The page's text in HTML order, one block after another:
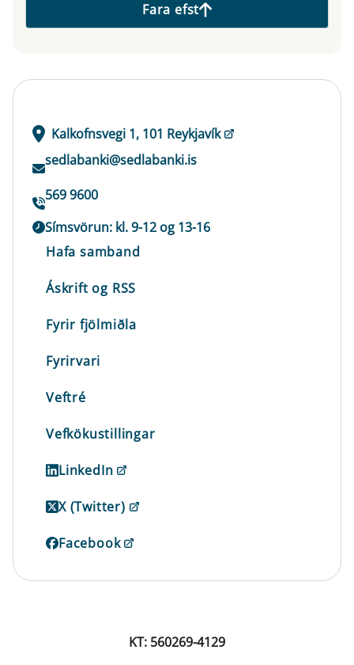
Fara efst
Kalkofnsvegi 1, 101 Reykjavík
sedlabanki@sedlabanki.is
569 9600
Símsvörun: kl. 9-12 og 13-16
Hafa samband
Áskrift og RSS
Fyrir fjölmiðla
Fyrirvari
Veftré
Vefkökustillingar
LinkedIn
X (Twitter)
Facebook
KT: 560269-4129